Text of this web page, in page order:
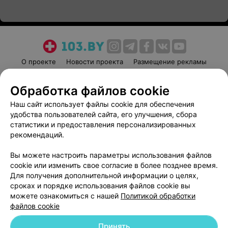
О проекте Новости проекта
Размещение рекламы
Пользовательское соглашение
Способы оплаты
Вакансии
Партнеры
Написать руководителю 103.by
Обработка персональных данных
Обработка файлов cookie
Наш сайт использует файлы cookie для обеспечения
удобства пользователей сайта, его улучшения, сбора
статистики и предоставления персонализированных
рекомендаций.
Вы можете настроить параметры использования файлов
cookie или изменить свое согласие в более позднее время.
Для получения дополнительной информации о целях,
сроках и порядке использования файлов cookie вы
можете ознакомиться с нашей Политикой обработки
файлов cookie